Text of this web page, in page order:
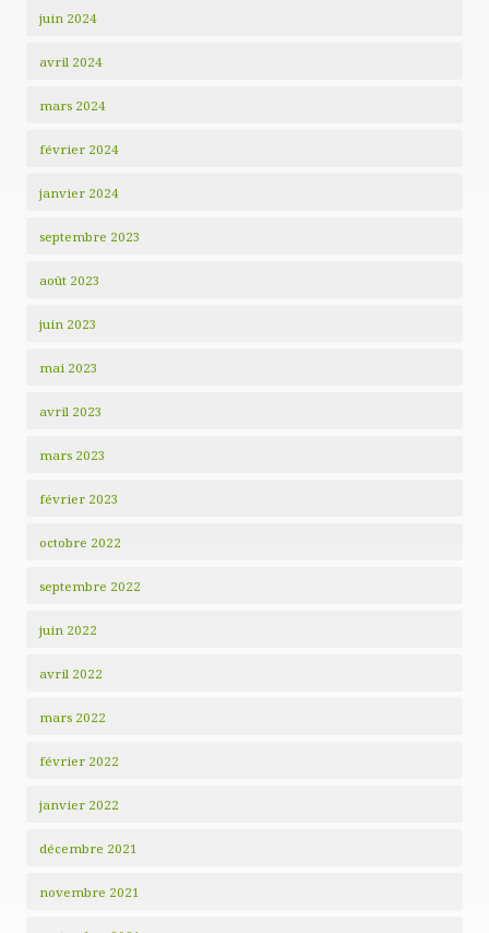
juin 2024
avril 2024
mars 2024
février 2024
janvier 2024
septembre 2023
août 2023
juin 2023
mai 2023
avril 2023
mars 2023
février 2023
octobre 2022
septembre 2022
juin 2022
avril 2022
mars 2022
février 2022
janvier 2022
décembre 2021
novembre 2021